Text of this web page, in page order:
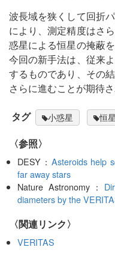
波長域を狭くして回折
により、測定精度はさ
惑星による恒星の掩蔽
今回の新手法は、従来
するものであり、その
さらに進むことが期待さ
タグ 小惑星 恒
〈参照〉
DESY： Asteroids help
far away stars
Nature Astronomy：
diameters by the
〈関連リンク〉
VERITAS